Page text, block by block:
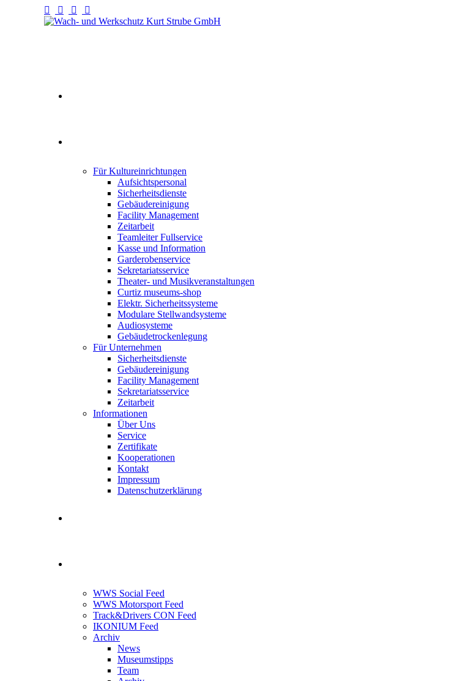
Für Kultureinrichtungen
Aufsichtspersonal
Sicherheitsdienste
Gebäudereinigung
Facility Management
Zeitarbeit
Teamleiter Fullservice
Kasse und Information
Garderobenservice
Sekretariatsservice
Theater- und Musikveranstaltungen
Curtiz museums-shop
Elektr. Sicherheitssysteme
Modulare Stellwandsysteme
Audiosysteme
Gebäudetrockenlegung
Für Unternehmen
Sicherheitsdienste
Gebäudereinigung
Facility Management
Sekretariatsservice
Zeitarbeit
Informationen
Über Uns
Service
Zertifikate
Kooperationen
Kontakt
Impressum
Datenschutzerklärung
WWS Social Feed
WWS Motorsport Feed
Track&Drivers CON Feed
IKONIUM Feed
Archiv
News
Museumstipps
Team